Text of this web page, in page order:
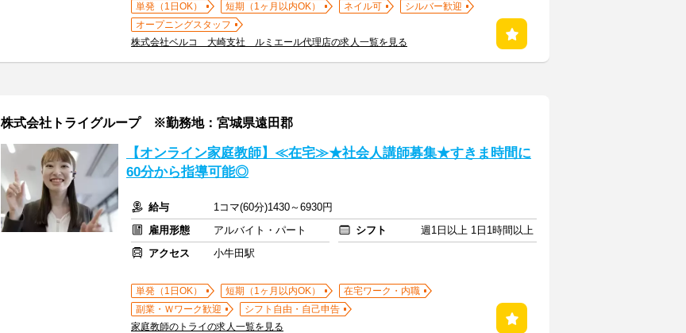
単発（1日OK） 短期（1ヶ月以内OK） ネイル可
シルバー歓迎
オープニングスタッフ
株式会社ベルコ 大崎支社 ルミエール代理店の求人一覧を見る
株式会社トライグループ ※勤務地：宮城県遠田郡
【オンライン家庭教師】≪在宅≫★社会人講師募集★すきま時間に
60分から指導可能◎
給与
1コマ(60分)1430～6930円
雇用形態
アルバイト・パート シフト
週1日以上 1日1時間以上
アクセス
小牛田駅
単発（1日OK） 短期（1ヶ月以内OK）
在宅ワーク・内職
副業・Ｗワーク歓迎
シフト自由・自己申告
家庭教師のトライの求人一覧を見る